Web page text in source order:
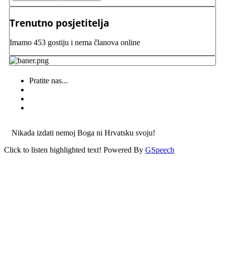
Trenutno posjetitelja
Imamo 453 gostiju i nema članova online
Pratite nas...
Nikada izdati nemoj Boga ni Hrvatsku svoju!
Click to listen highlighted text! Powered By GSpeech